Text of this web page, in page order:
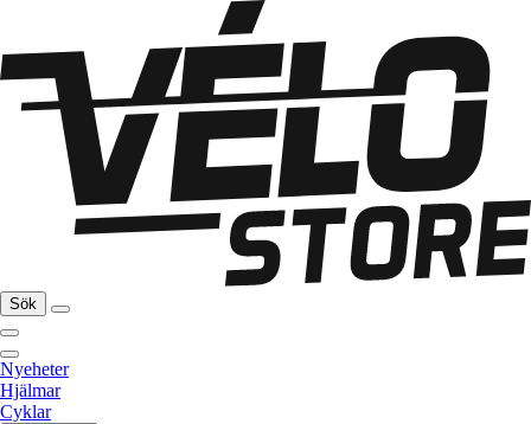
Sök
Nyeheter
Hjälmar
Cyklar